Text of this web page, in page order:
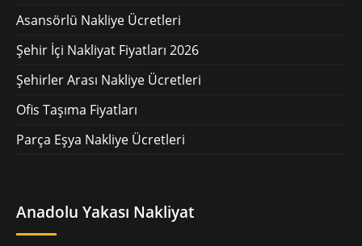
Asansörlü Nakliye Ücretleri
Şehir İçi Nakliyat Fiyatları 2026
Şehirler Arası Nakliye Ücretleri
Ofis Taşıma Fiyatları
Parça Eşya Nakliye Ücretleri
Anadolu Yakası Nakliyat